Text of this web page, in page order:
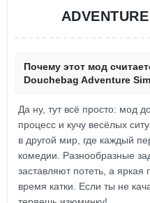
Почему этот мод
Douchebag Adventure
Да ну, тут всё просто: мод
процесс и кучу весёлых
в другой мир, где каждый
комедии. Разнообразные
заставляют потеть, а яркая
время катки. Если ты не